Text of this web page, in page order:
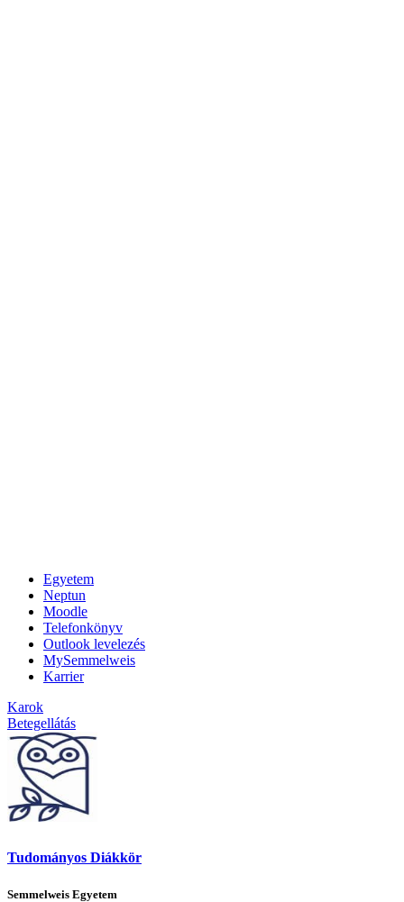
Egyetem
Neptun
Moodle
Telefonkönyv
Outlook levelezés
MySemmelweis
Karrier
Karok
Betegellátás
Tudományos Diákkör
Semmelweis Egyetem